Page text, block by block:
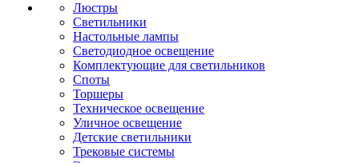
Люстры
Светильники
Настольные лампы
Светодиодное освещение
Комплектующие для светильников
Споты
Торшеры
Техническое освещение
Уличное освещение
Детские светильники
Трековые системы